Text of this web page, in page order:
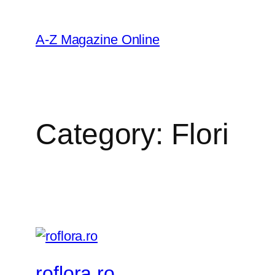
content
A-Z Magazine Online
Category: Flori